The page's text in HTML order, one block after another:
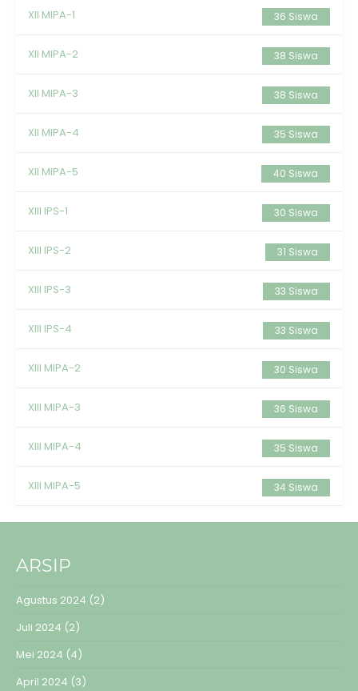
XII MIPA-1 36 Siswa
XII MIPA-2 38 Siswa
XII MIPA-3 38 Siswa
XII MIPA-4 35 Siswa
XII MIPA-5 40 Siswa
XIII IPS-1 30 Siswa
XIII IPS-2 31 Siswa
XIII IPS-3 33 Siswa
XIII IPS-4 33 Siswa
XIII MIPA-2 30 Siswa
XIII MIPA-3 36 Siswa
XIII MIPA-4 35 Siswa
XIII MIPA-5 34 Siswa
ARSIP
Agustus 2024 (2)
Juli 2024 (2)
Mei 2024 (4)
April 2024 (3)